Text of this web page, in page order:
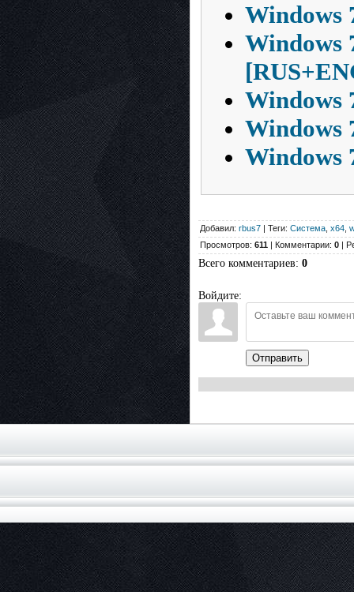
Windows
Windows
Windows
Windows
Windows
Добавил: rbus7 | Теги: Система x64
Просмотров: 611 | Комментарии: 0 |
Всего комментариев: 0
Войдите:
Отправить